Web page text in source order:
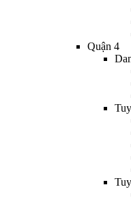
Quận 4